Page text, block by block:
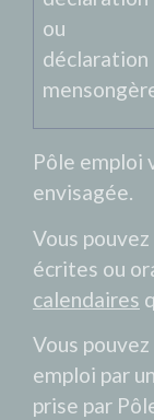
ou
déclaration
Pôle emploi
envisagée.
Vous
écrites ou
calendaires
Vous
emploi par un
prise par